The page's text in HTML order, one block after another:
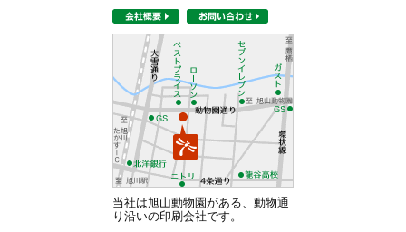
当社は旭山動物園がある、動物通
り沿いの印刷会社です。